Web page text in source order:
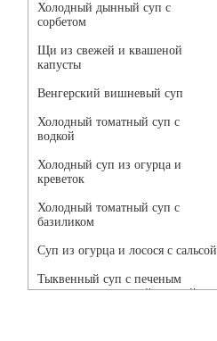
Холодный дынный суп с
сорбетом
Щи из свежей и квашеной
капусты
Венгерский вишневый суп
Холодный томатный суп с
водкой
Холодный суп из огурца и
креветок
Холодный томатный суп с
базиликом
Суп из огурца и лосося с сальсой
Тыквенный суп с печеным
чесноком и томатной сальсой